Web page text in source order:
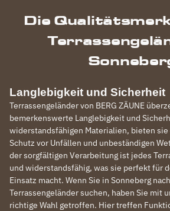
Die
Langlebigkeit und Sicherheit
Terrassengeländer von BERG ZÄUNE
bemerkenswerte Langlebigkeit und
widerstandsfähigen Materialien, bieten
Schutz vor Unfällen und unbeständigen
der sorgfältigen Verarbeitung ist jedes
und widerstandsfähig, was sie perfekt für
Einsatz macht. Wenn Sie in Sonneberg
Terrassengeländer suchen, haben Sie mit
richtige Wahl getroffen. Hier treffen